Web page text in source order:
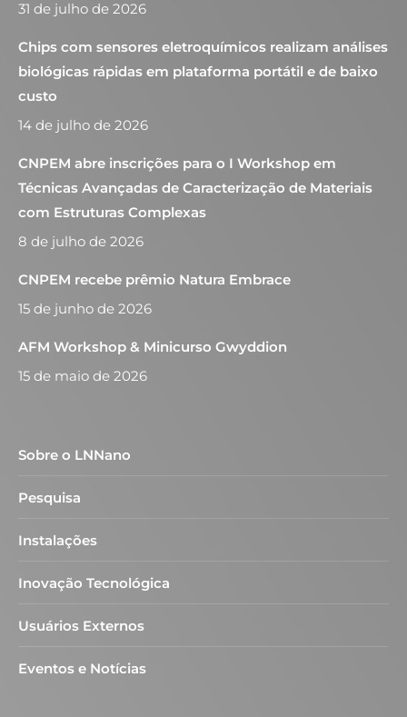
31 de julho de 2026
Chips com sensores eletroquímicos realizam análises
biológicas rápidas em plataforma portátil e de baixo
custo
14 de julho de 2026
CNPEM abre inscrições para o I Workshop em
Técnicas Avançadas de Caracterização de Materiais
com Estruturas Complexas
8 de julho de 2026
CNPEM recebe prêmio Natura Embrace
15 de junho de 2026
AFM Workshop & Minicurso Gwyddion
15 de maio de 2026
Sobre o LNNano
Pesquisa
Instalações
Inovação Tecnológica
Usuários Externos
Eventos e Notícias